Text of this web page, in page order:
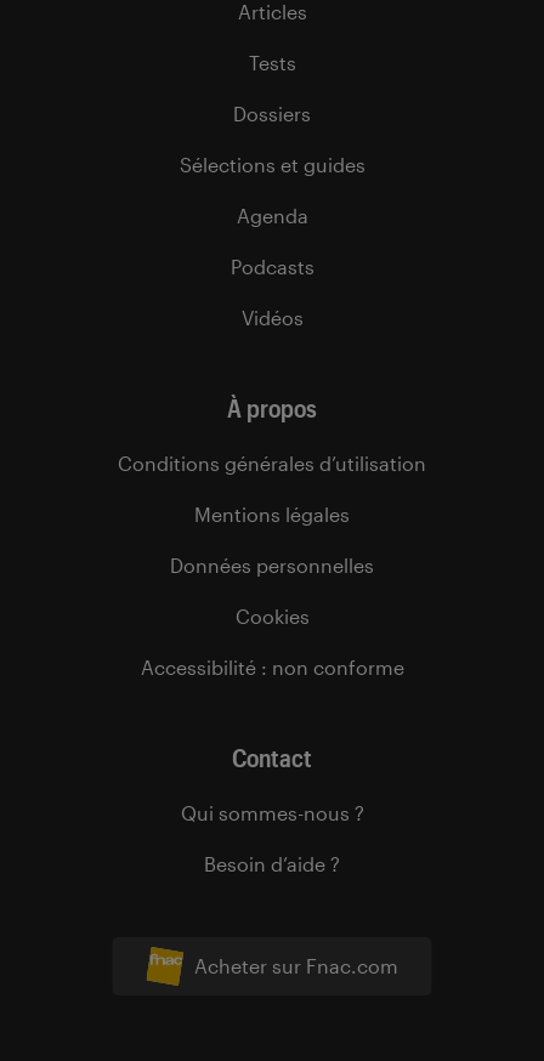
Acheter sur Fnac.com
Articles
Tests
Dossiers
Sélections et guides
Agenda
Podcasts
Vidéos
À propos
Conditions générales d’utilisation
Mentions légales
Données personnelles
Cookies
Accessibilité : non conforme
Contact
Qui sommes-nous ?
Besoin d’aide ?